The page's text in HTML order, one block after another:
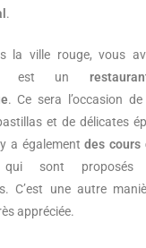
.
la ville rouge, vous
est un
. Ce sera l’occasion
et de délicates
a égalementdes cours
qui sont proposés
C’est une autre
appréciée.